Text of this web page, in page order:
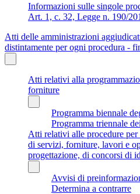
Informazioni sulle singole
Art. 1, c. 32, Legge n. 190/
Atti delle amministrazioni
distintamente per ogni procedura -
Atti relativi alla
forniture
Programma biennale
Programma triennale
Atti relativi alle procedure
di servizi, forniture, lavori e
progettazione, di concorsi di
Avvisi di
Determina a contrarre